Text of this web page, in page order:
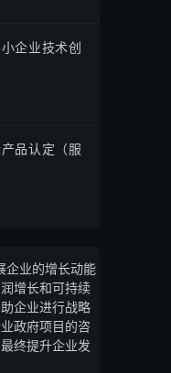
企业技术创
品认定（服
企业的增长动能
增长和可持续
企业进行战略
政府项目的咨
终提升企业发